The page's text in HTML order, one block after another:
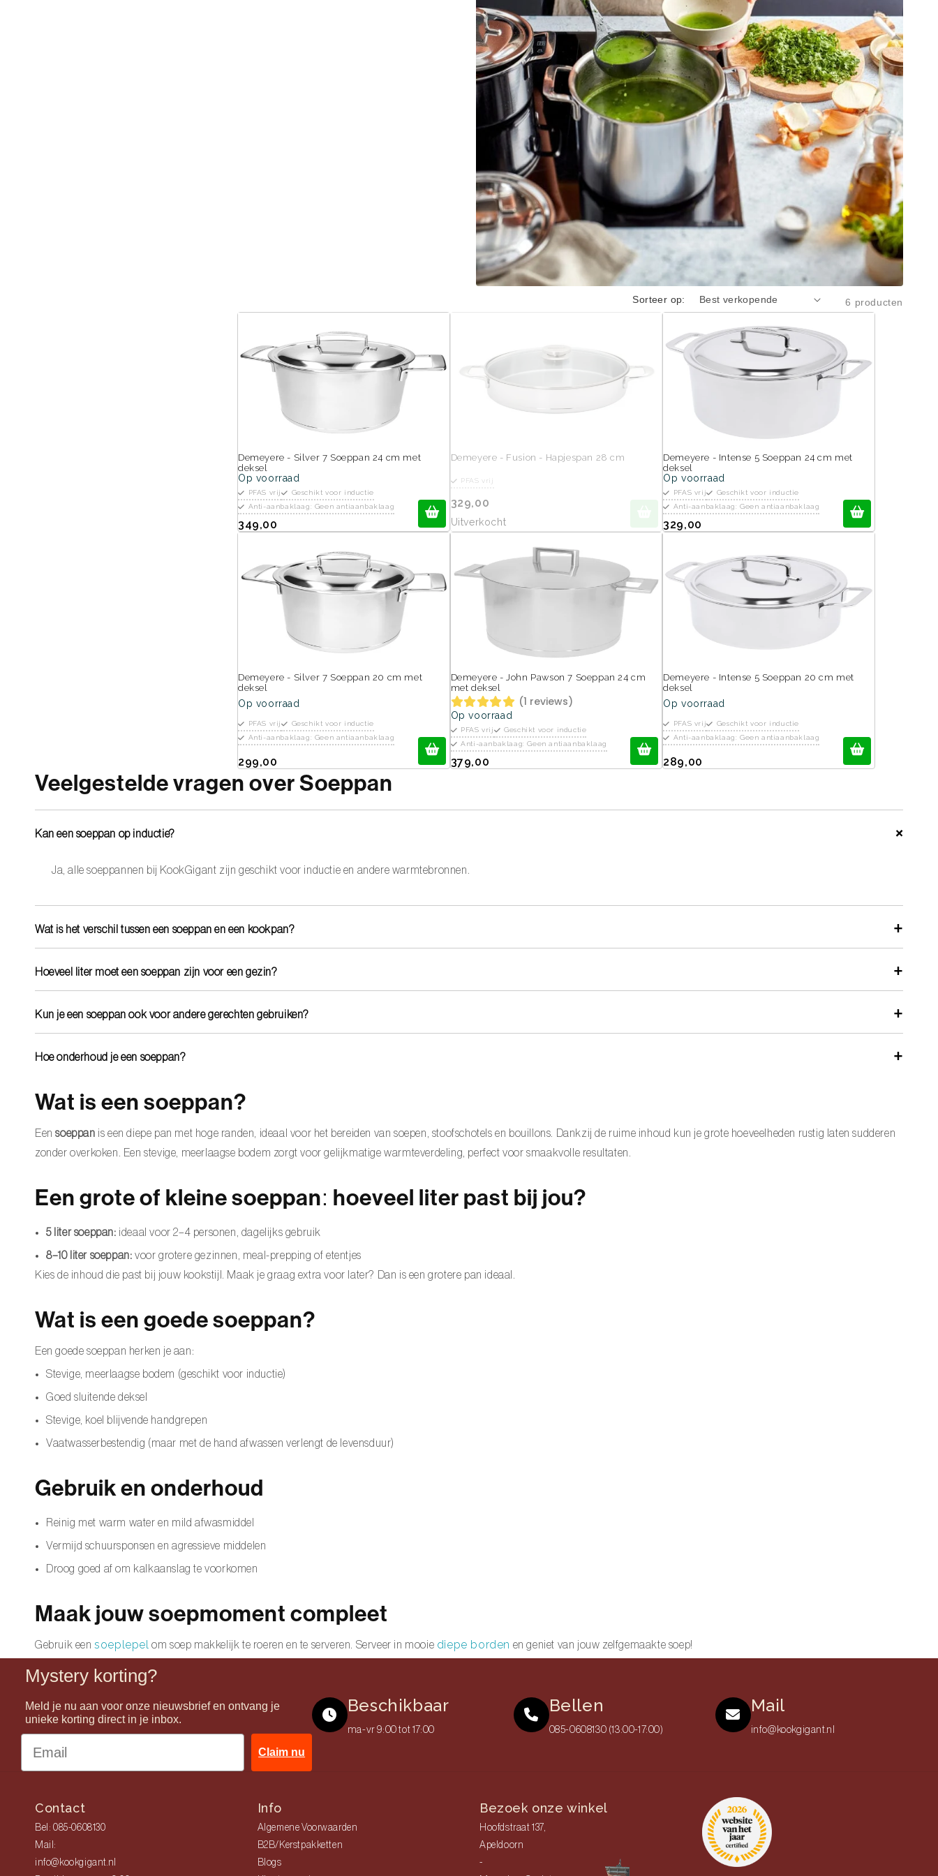
Sorteer op: 6 producten
Demeyere - Silver 7 Soeppan 24 cm met
deksel
Op voorraad
PFAS vrij
Geschikt voor inductie
Anti-aanbaklaag: Geen antiaanbaklaag
349,00
Demeyere - Fusion - Hapjespan 28 cm
PFAS vrij
329,00
Uitverkocht
Demeyere - Intense 5 Soeppan 24 cm met
deksel
Op voorraad
PFAS vrij
Geschikt voor inductie
Anti-aanbaklaag: Geen antiaanbaklaag
329,00
Demeyere - Silver 7 Soeppan 20 cm met
deksel
Op voorraad
PFAS vrij
Geschikt voor inductie
Anti-aanbaklaag: Geen antiaanbaklaag
299,00
Demeyere - John Pawson 7 Soeppan 24 cm
met deksel
(1 reviews)
Op voorraad
PFAS vrij
Geschikt voor inductie
Anti-aanbaklaag: Geen antiaanbaklaag
379,00
Demeyere - Intense 5 Soeppan 20 cm met
deksel
Op voorraad
PFAS vrij
Geschikt voor inductie
Anti-aanbaklaag: Geen antiaanbaklaag
289,00
Veelgestelde vragen over Soeppan
Kan een soeppan op inductie?
Ja, alle soeppannen bij KookGigant zijn geschikt voor inductie en andere warmtebronnen.
Wat is het verschil tussen een soeppan en een kookpan?
Een soeppan is hoger en ruimer. De hoge wanden en dikke bodem zijn ideaal voor gerechten die lang moeten sudderen.
Hoeveel liter moet een soeppan zijn voor een gezin?
Voor dagelijks gebruik is 5 liter voldoende. Voor grotere porties of gezinnen is 8 tot 10 liter aan te raden.
Kun je een soeppan ook voor andere gerechten gebruiken?
Absoluut. Gebruik een soeppan ook voor pasta, stoofpotten, curry’s of zelfgemaakte sauzen.
Hoe onderhoud je een soeppan?
Wat is een soeppan?
Eensoeppan is een diepe pan met hoge randen, ideaal voor het bereiden van soepen, stoofschotels en bouillons. Dankzij de ruime inhoud kun je grote hoeveelheden rustig laten sudderen
zonder overkoken. Een stevige, meerlaagse bodem zorgt voor gelijkmatige warmteverdeling, perfect voor smaakvolle resultaten.
Een grote of kleine soeppan: hoeveel liter past bij jou?
5 liter soeppan: ideaal voor 2–4 personen, dagelijks gebruik
8–10 liter soeppan: voor grotere gezinnen, meal-prepping of etentjes
Kies de inhoud die past bij jouw kookstijl. Maak je graag extra voor later? Dan is een grotere pan ideaal.
Wat is een goede soeppan?
Een goede soeppan herken je aan:
Stevige, meerlaagse bodem (geschikt voor inductie)
Goed sluitende deksel
Stevige, koel blijvende handgrepen
Vaatwasserbestendig (maar met de hand afwassen verlengt de levensduur)
Gebruik en onderhoud
Reinig met warm water en mild afwasmiddel
Vermijd schuursponsen en agressieve middelen
Droog goed af om kalkaanslag te voorkomen
Maak jouw soepmoment compleet
Gebruik eensoeplepel om soep makkelijk te roeren en te serveren. Serveer in mooie diepe borden en geniet van jouw zelfgemaakte soep!
Mystery korting?
Meld je nu aan voor onze nieuwsbrief en ontvang je
unieke korting direct in je inbox.
Claim nu
Beschikbaar
ma-vr 9:00 tot 17:00
Bellen
085-0608130 (13:00-17:00)
Mail
info@kookgigant.nl
Contact
Bel: 085-0608130
Mail:
info@kookgigant.nl
Info
Algemene Voorwaarden
B2B/Kerstpakketten
Blogs
Bezoek onze winkel
Hoofdstraat 137,
Apeldoorn
-